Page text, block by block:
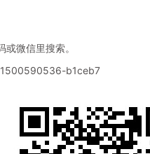
微信里搜索。
b1ceb7